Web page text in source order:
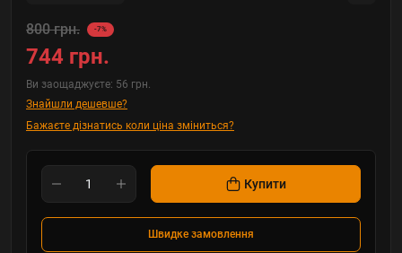
800 грн. -7%
744 грн.
Ви заощаджуєте: 56 грн.
Знайшли дешевше?
Бажаєте дізнатись коли ціна зміниться?
Купити
Швидке замовлення